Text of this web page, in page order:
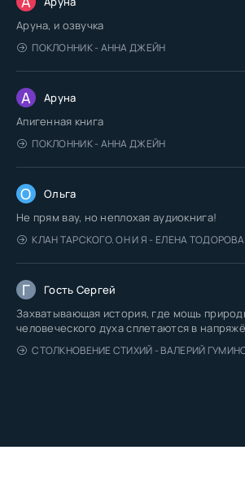
Аруна, и озвучка
ПОКЛОННИК - АННА ДЖЕЙН
А Аруна
Апигенная книга
ПОКЛОННИК - АННА ДЖЕЙН
О Ольга
Не прям вау, но неплохая аудиокнига!
КЛАН ТАРСКОГО. ОН И Я - ЕЛЕНА ТОДОРОВА
Г Гость Сергей
Захватывающая история, где мощь
человеческого духа сплетаются в
СТОЛКНОВЕНИЕ СТИХИЙ - ВАЛЕРИЙ